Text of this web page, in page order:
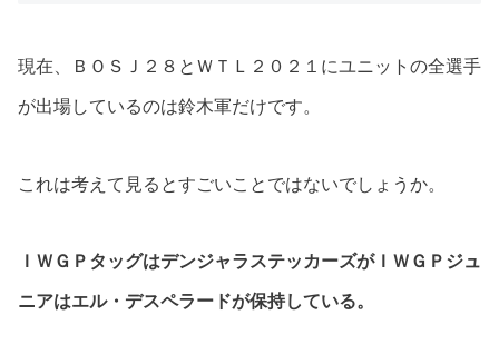
現在、ＢＯＳＪ２８とＷＴＬ２０２１にユニットの全選手
が出場しているのは鈴木軍だけです。
これは考えて見るとすごいことではないでしょうか。
ＩＷＧＰタッグはデンジャラステッカーズがＩＷＧＰジュ
ニアはエル・デスペラードが保持している。